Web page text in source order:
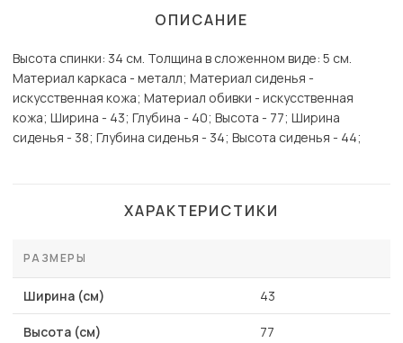
ОПИСАНИЕ
Высота спинки: 34 см. Толщина в сложенном виде: 5 см.
Материал каркаса - металл; Материал сиденья -
искусственная кожа; Материал обивки - искусственная
кожа; Ширина - 43; Глубина - 40; Высота - 77; Ширина
сиденья - 38; Глубина сиденья - 34; Высота сиденья - 44;
ХАРАКТЕРИСТИКИ
РАЗМЕРЫ
Ширина (см) 43
Высота (см) 77